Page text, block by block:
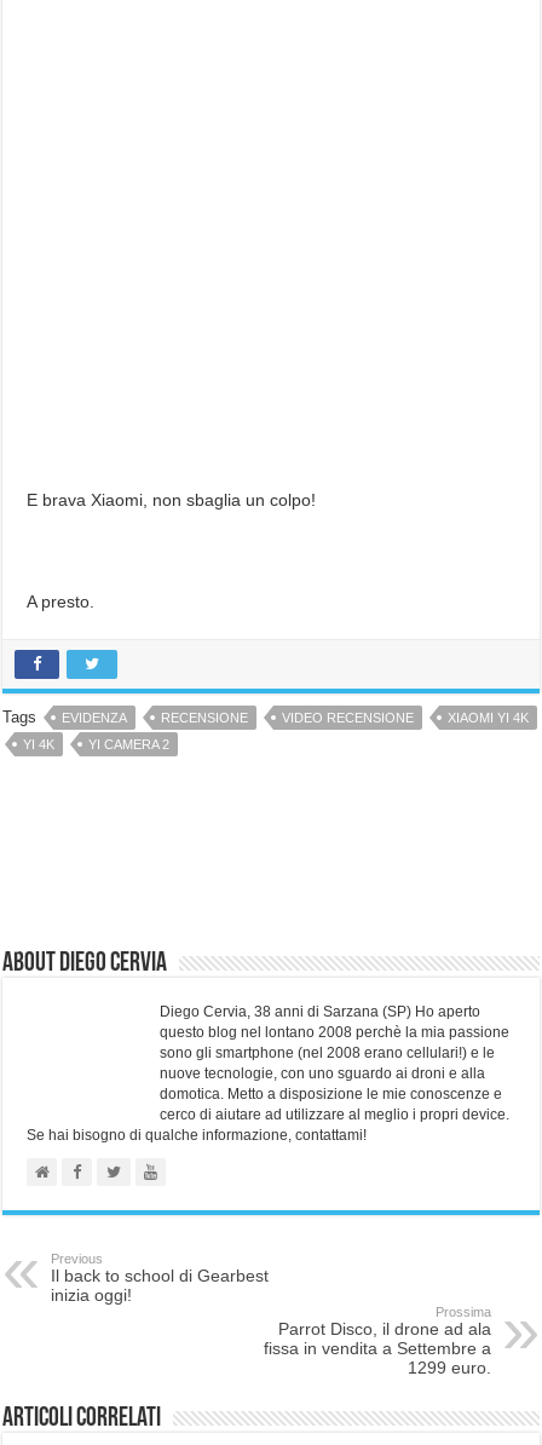
E brava Xiaomi, non sbaglia un colpo!
A presto.
Tags EVIDENZA RECENSIONE VIDEO RECENSIONE
XIAOMI YI 4K
YI 4K
YI CAMERA 2
About Diego Cervia
Diego Cervia, 38 anni di Sarzana (SP) Ho aperto
questo blog nel lontano 2008 perchè la mia passione
sono gli smartphone (nel 2008 erano cellulari!) e le
nuove tecnologie, con uno sguardo ai droni e alla
domotica. Metto a disposizione le mie conoscenze e
cerco di aiutare ad utilizzare al meglio i propri device.
Se hai bisogno di qualche informazione, contattami!
Previous
Il back to school di Gearbest
inizia oggi!
Prossima
Parrot Disco, il drone ad ala
fissa in vendita a Settembre a
1299 euro.
Articoli correlati